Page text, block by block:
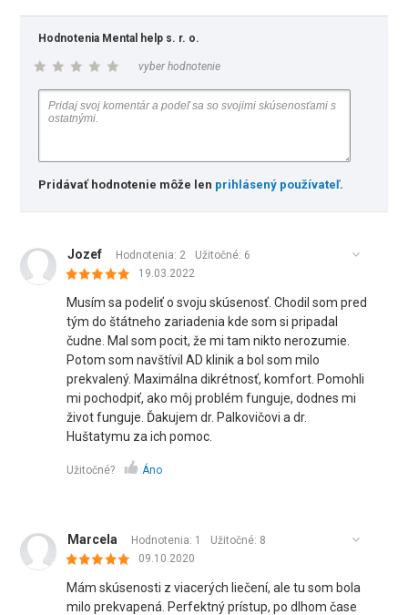
Hodnotenia Mental help s. r. o.
vyber hodnotenie
Pridávať hodnotenie môže len prihlásený používateľ.
Jozef Hodnotenia: 2 Užitočné: 6
19.03.2022
Musím sa podeliť o svoju skúsenosť. Chodil som pred
tým do štátneho zariadenia kde som si pripadal
čudne. Mal som pocit, že mi tam nikto nerozumie.
Potom som navštívil AD klinik a bol som milo
prekvalený. Maximálna dikrétnosť, komfort. Pomohli
mi pochodpiť, ako môj problém funguje, dodnes mi
život funguje. Ďakujem dr. Palkovičovi a dr.
Huštatymu za ich pomoc.
Užitočné? Áno
Marcela Hodnotenia: 1 Užitočné: 8
09.10.2020
Mám skúsenosti z viacerých liečení, ale tu som bola
milo prekvapená. Perfektný prístup, po dlhom čase